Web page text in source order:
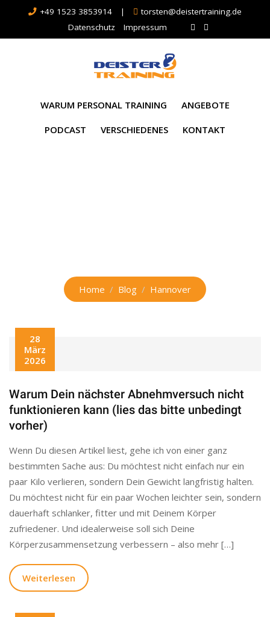
+49 1523 3853914 |
torsten@deistertraining.de
Datenschutz
Impressum
WARUM PERSONAL TRAINING ANGEBOTE
PODCAST VERSCHIEDENES KONTAKT
Home Blog Hannover
28
März
2026
Warum Dein nächster Abnehmversuch nicht
funktionieren kann (lies das bitte unbedingt
vorher)
Wenn Du diesen Artikel liest, gehe ich von einer ganz
bestimmten Sache aus: Du möchtest nicht einfach nur ein
paar Kilo verlieren, sondern Dein Gewicht langfristig halten.
Du möchtest nicht für ein paar Wochen leichter sein, sondern
dauerhaft schlanker, fitter und mit Deinem Körper
zufriedener. Und idealerweise soll sich Deine
Körperzusammensetzung verbessern – also mehr […]
Weiterlesen